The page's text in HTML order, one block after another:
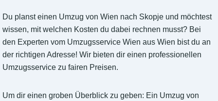
Du planst einen Umzug von Wien nach Skopje und möchtest
wissen, mit welchen Kosten du dabei rechnen musst? Bei
den Experten vom Umzugsservice Wien aus Wien bist du an
der richtigen Adresse! Wir bieten dir einen professionellen
Umzugsservice zu fairen Preisen.
Um dir einen groben Überblick zu geben: Ein Umzug von